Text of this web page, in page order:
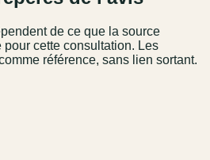
de ce que la source
cette consultation. Les
référence, sans lien sortant.